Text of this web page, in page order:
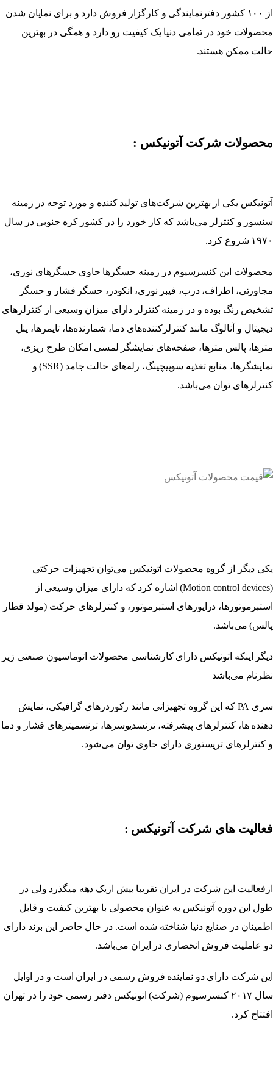
از ۱۰۰ کشور دفترنمایندگی و کارگزار فروش دارد و برای نمایان شدن
محصولات خود در تمامی دنیا یک کیفیت رو دارد و همگی در بهترین
حالت ممکن هستند.
محصولات شرکت آتونیکس :
آتونیکس یکی از بهترین شرکت‌های تولید کننده و مورد توجه در زمینه
سنسور و کنترلر می‌باشد که کار خورد را در کشور کره جنوبی در سال
۱۹۷۰ شروع کرد.
محصولات این کنسرسیوم در زمینه حسگرها حاوی حسگرهای نوری،
مجاورتی، اطراف، درب، فیبر نوری، انکودر، حسگر فشار و حسگر
تشخیص رنگ بوده و در زمینه کنترلر دارای میزان وسیعی از کنترلرهای
دیجیتال و آنالوگ مانند کنترلرکننده‌های دما، شمارنده‌ها، تایمرها، پنل
مترها، پالس مترها، صفحه‌های نمایشگر لمسی امکان طرح ریزی،
نمایشگرها، منابع تغذیه سوییچینگ، رله‌های حالت جامد (SSR) و
کنترلرهای توان می‌باشد.
یکی دیگر از گروه محصولات اتونیکس می‌توان تجهیزات حرکتی
(Motion control devices) اشاره کرد که دارای میزان وسیعی از
استبرموتورها، درایورهای استبرموتور، و کنترلرهای حرکت (مولد قطار
پالس) می‌باشد.
دیگر اینکه اتونیکس دارای کارشناسی محصولات اتوماسیون صنعتی زیر
نظرنام می‌باشد
سری PA که این گروه تجهیزاتی مانند رکوردرهای گرافیکی، نمایش
دهنده ها، کنترلرهای پیشرفته، ترنسدیوسرها، ترنسمیترهای فشار و دما
و کنترلرهای تریستوری دارای حاوی توان می‌شود.
فعالیت های شرکت آتونیکس :
ازفعالیت این شرکت در ایران تقریبا بیش ازیک دهه میگذرد ولی در
طول این دوره آتونیکس به عنوان محصولی با بهترین کیفیت و قابل
اطمینان در صنایع دنیا شناخته شده است. در حال حاضر این برند دارای
دو عاملیت فروش انحصاری در ایران می‌باشد.
این شرکت دارای دو نماینده فروش رسمی در ایران است و در اوایل
سال ۲۰۱۷ کنسرسیوم (شرکت) اتونیکس دفتر رسمی خود را در تهران
افتتاح کرد.